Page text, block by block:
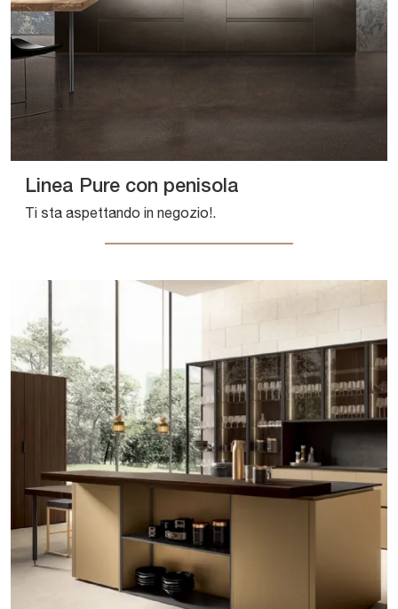
Linea Pure con penisola
Ti sta aspettando in negozio!.